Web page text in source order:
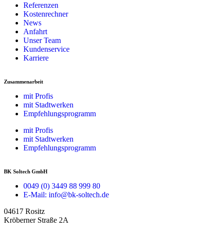
Referenzen
Kostenrechner
News
Anfahrt
Unser Team
Kundenservice
Karriere
Zusammenarbeit
mit Profis
mit Stadtwerken
Empfehlungsprogramm
mit Profis
mit Stadtwerken
Empfehlungsprogramm
BK Soltech GmbH
0049 (0) 3449 88 999 80
E-Mail: info@bk-soltech.de
04617 Rositz
Kröberner Straße 2A